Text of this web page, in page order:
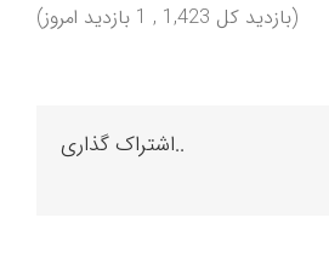
(بازدید کل 1,423 , 1 بازدید امروز)
اشتراک گذاری..